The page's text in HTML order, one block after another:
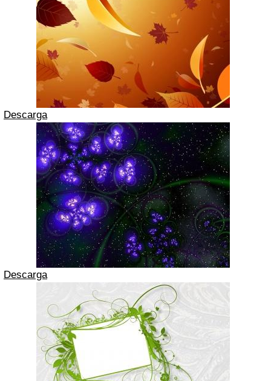
Descarga
Descarga